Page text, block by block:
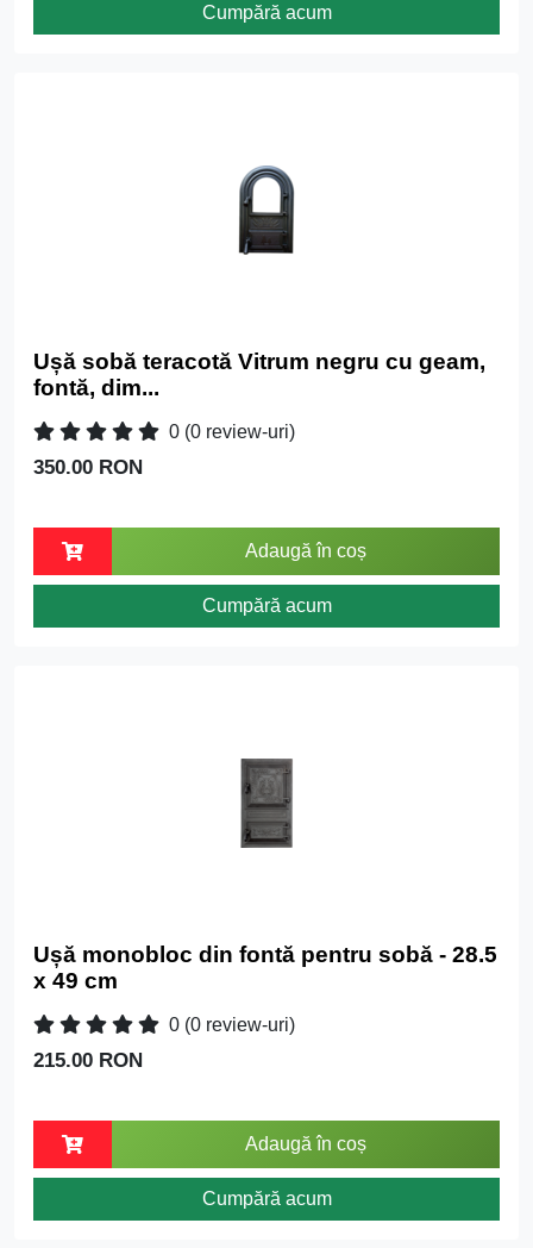
Cumpără acum
Ușă sobă teracotă Vitrum negru cu geam,
fontă, dim...
0 (0 review-uri)
350.00 RON
Adaugă în coș
Cumpără acum
Ușă monobloc din fontă pentru sobă - 28.5
x 49 cm
0 (0 review-uri)
215.00 RON
Adaugă în coș
Cumpără acum